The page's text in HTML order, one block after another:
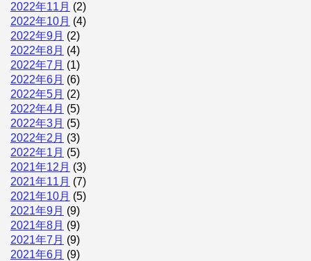
2022年11月 (2)
2022年10月 (4)
2022年9月 (2)
2022年8月 (4)
2022年7月 (1)
2022年6月 (6)
2022年5月 (2)
2022年4月 (5)
2022年3月 (5)
2022年2月 (3)
2022年1月 (5)
2021年12月 (3)
2021年11月 (7)
2021年10月 (5)
2021年9月 (9)
2021年8月 (9)
2021年7月 (9)
2021年6月 (9)